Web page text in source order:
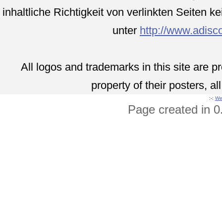
inhaltliche Richtigkeit von verlinkten Seiten
unter http://
All logos and trademarks in this site are
property of their posters,
:-:
Page created in